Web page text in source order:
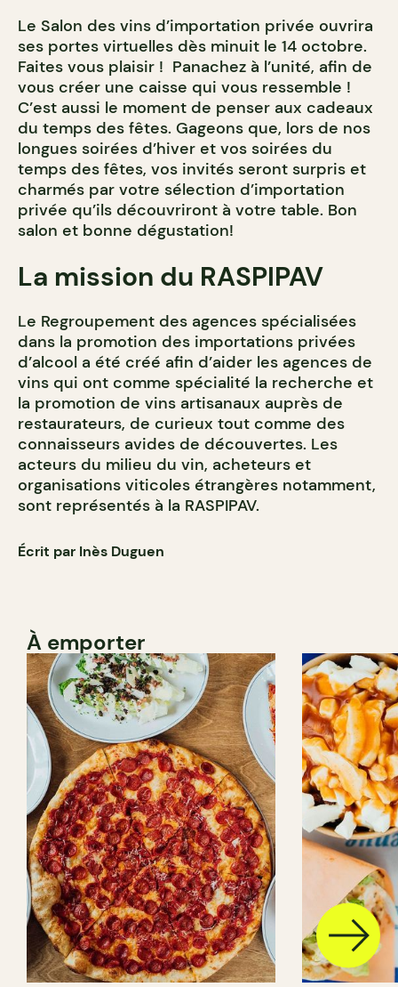
Le Salon des vins d’importation privée ouvrira
ses portes virtuelles dès minuit le 14 octobre.
Faites vous plaisir ! Panachez à l’unité, afin de
vous créer une caisse qui vous ressemble !
C’est aussi le moment de penser aux cadeaux
du temps des fêtes. Gageons que, lors de nos
longues soirées d’hiver et vos soirées du
temps des fêtes, vos invités seront surpris et
charmés par votre sélection d’importation
privée qu’ils découvriront à votre table. Bon
salon et bonne dégustation!
La mission du RASPIPAV
Le Regroupement des agences spécialisées
dans la promotion des importations privées
d’alcool a été créé afin d’aider les agences de
vins qui ont comme spécialité la recherche et
la promotion de vins artisanaux auprès de
restaurateurs, de curieux tout comme des
connaisseurs avides de découvertes. Les
acteurs du milieu du vin, acheteurs et
organisations viticoles étrangères notamment,
sont représentés à la RASPIPAV.
Écrit par Inès Duguen
À emporter